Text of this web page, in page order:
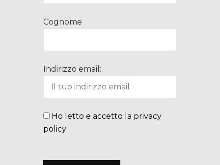
Cognome
Indirizzo email:
Ho letto e accetto la privacy
policy